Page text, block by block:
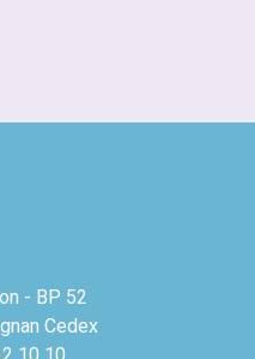
- BP 52
Cedex